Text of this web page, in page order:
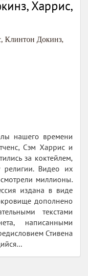
Харрис,
, Клинтон Докинз,
нашего времени
Сэм Харрис и
за коктейлем,
религии. Видео их
миллионы.
издана в виде
дополнено
текстами
написанными
Стивена